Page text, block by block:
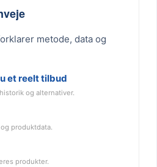
metode, data og
et reelt tilbud
og alternativer.
produktdata.
produkter.